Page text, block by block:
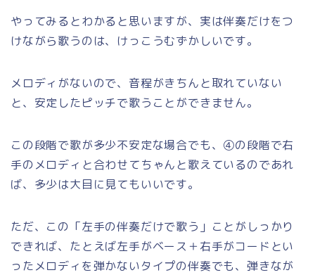
やってみるとわかると思いますが、実は伴奏だけをつ
けながら歌うのは、けっこうむずかしいです。
メロディがないので、音程がきちんと取れていない
と、安定したピッチで歌うことができません。
この段階で歌が多少不安定な場合でも、④の段階で右
手のメロディと合わせてちゃんと歌えているのであれ
ば、多少は大目に見てもいいです。
ただ、この「左手の伴奏だけで歌う」ことがしっかり
できれば、たとえば左手がベース＋右手がコードとい
ったメロディを弾かないタイプの伴奏でも、弾きなが